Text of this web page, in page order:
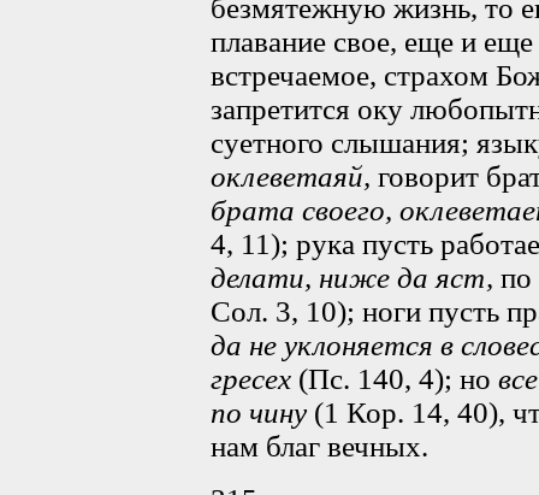
безмятежную жизнь, то
плавание свое, еще и
встречаемое, страхом
запретится оку
суетного слышания;
оклеветаяй, говорит
брата своего,
4, 11); рука пусть
делати, ниже да яст, по
Сол. 3, 10); ноги пусть
да не уклоняется в
гресех (Пс. 140, 4); но
по чину (1 Кор. 14, 40),
нам благ вечных.